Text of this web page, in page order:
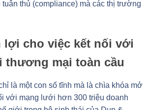
tuân thủ (compliance) mà các thị trường
lợi cho việc kết nối với
thương mại toàn cầu
là một con số tĩnh mà là chìa khóa mở
với mạng lưới hơn 300 triệu doanh